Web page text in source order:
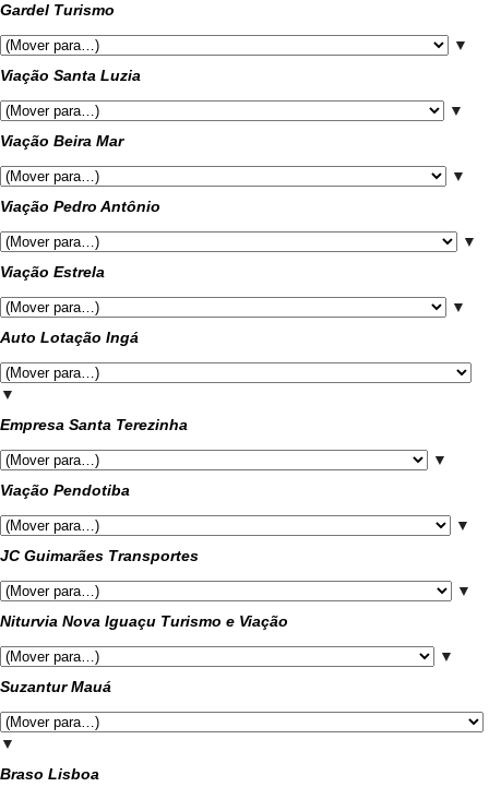
Gardel Turismo
▼
Viação Santa Luzia
▼
Viação Beira Mar
▼
Viação Pedro Antônio
▼
Viação Estrela
▼
Auto Lotação Ingá
▼
Empresa Santa Terezinha
▼
Viação Pendotiba
▼
JC Guimarães Transportes
▼
Niturvia Nova Iguaçu Turismo e Viação
▼
Suzantur Mauá
▼
Braso Lisboa